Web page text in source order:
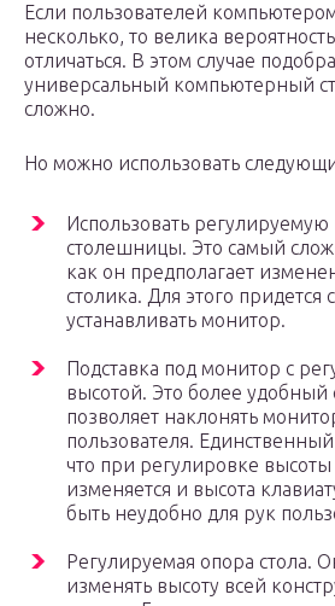
Если пользователей
несколько, то велика
отличаться. В этом случае
универсальный компьютерный
сложно.
Но можно использовать
Использовать регулируемую
столешницы. Это самый
как он предполагает
столика. Для этого придется
устанавливать монитор.
Подставка под монитор с
высотой. Это более удобный
позволяет наклонять
пользователя.
что при регулировке
изменяется и высота
быть неудобно для рук
Регулируемая опора стола.
изменять высоту всей